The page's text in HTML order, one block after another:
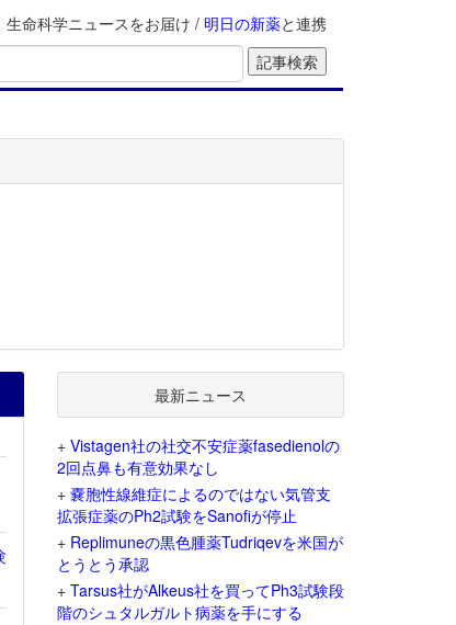
生命科学ニュースをお届け / 明日の新薬と連携
最新ニュース
+ Vistagen社の社交不安症薬fasedienolの
2回点鼻も有意効果なし
+ 嚢胞性線維症によるのではない気管支
拡張症薬のPh2試験をSanofiが停止
+ Replimuneの黒色腫薬Tudriqevを米国が
とうとう承認
+ Tarsus社がAlkeus社を買ってPh3試験段
階のシュタルガルト病薬を手にする